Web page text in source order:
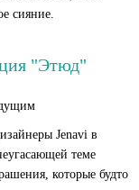
сияние.
"Этюд"
Jenavi в
теме
которые будто